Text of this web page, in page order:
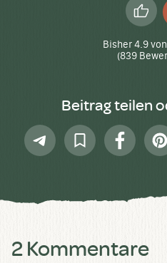
hoch
Bisher4.9von
(839
Beitrag teilen
Telegram
In
Sammlung
Facebook
2 Kommentare